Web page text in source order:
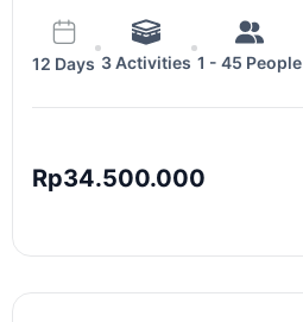
12 Days 3 Activities 1 - 45 People
Rp34.500.000